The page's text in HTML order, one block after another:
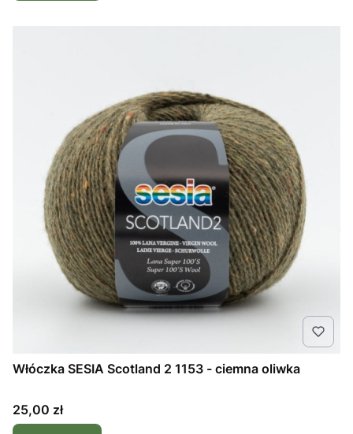
Włóczka SESIA Scotland 2 1153 - ciemna oliwka
Cena
25,00 zł